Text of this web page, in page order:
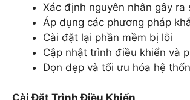
Xác định nguyên nhân gây ra
Áp dụng các phương pháp
Cài đặt lại phần mềm bị lỗi
Cập nhật trình điều khiển và
Dọn dẹp và tối ưu hóa hệ